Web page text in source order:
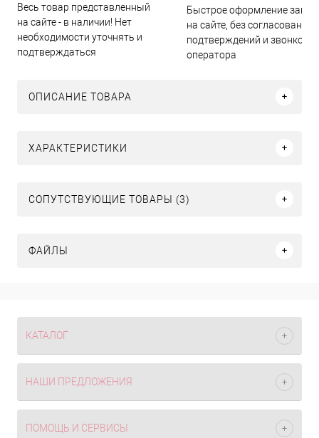
Весь товар представленный
на сайте - в наличии! Нет
необходимости уточнять и
подтверждаться
Быстрое оформление
на сайте, без согласований,
подтверждений и звонков
оператора
ОПИСАНИЕ ТОВАРА
ХАРАКТЕРИСТИКИ
СОПУТСТВУЮЩИЕ ТОВАРЫ (3)
ФАЙЛЫ
КАТАЛОГ
НАШИ ПРЕДЛОЖЕНИЯ
ПОМОЩЬ И СЕРВИСЫ